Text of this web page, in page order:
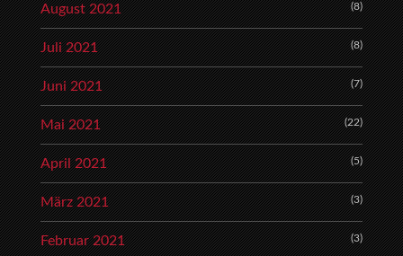
August 2021 (8)
Juli 2021 (8)
Juni 2021 (7)
Mai 2021 (22)
April 2021 (5)
März 2021 (3)
Februar 2021 (3)